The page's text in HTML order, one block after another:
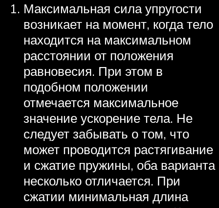
Максимальная сила упругости
возникает на момент, когда тело
находится на максимальном
расстоянии от положения
равновесия. При этом в
подобном положении
отмечается максимальное
значение ускорение тела. Не
следует забывать о том, что
может проводится растягивание
и сжатие пружины, оба варианта
несколько отличается. При
сжатии минимальная длина